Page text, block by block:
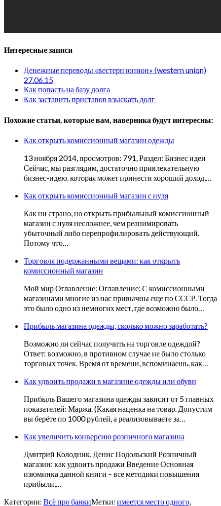
Интересные записи
Денежные переводы «вестерн юнион» (western union)
27.06.15
Как попасть на базу долга
Как заставить приставов взыскать долг
Похожие статьи, которые вам, наверника будут интересны:
Как открыть комиссионный магазин одежды
13 ноября 2014, просмотров: 791, Раздел: Бизнес идеи
Сейчас, мы разглядим, достаточно привлекательную
бизнес-идею. которая может принести хороший доход,…
Как открыть комиссионный магазин с нуля
Как ни страно, но открыть прибыльный комиссионный
магазин с нуля несложнее, чем реанимировать
убыточный либо перепрофилировать действующий.
Потому что…
Торговля подержанными вещами: как открыть
комиссионный магазин
Мой мир Оглавление: Оглавление: С комиссионными
магазинами многие из нас привычны еще по СССР. Тогда
это было одно из немногих мест, где возможно было…
Прибыль магазина одежды, сколько можно заработать?
Возможно ли сейчас получить на торговле одеждой?
Ответ: возможно, в противном случае не было столько
торговых точек. Время от времени, вспоминаешь, как…
Как удвоить продажи в магазине одежды или обуви
Прибыль Вашего магазина одежды зависит от 5 главных
показателей: Маржа. (Какая наценка на товар. Допустим
вы берёте по 1000 рублей, а реализовываете за…
Как увеличить конверсию розничного магазина
Дмитрий Колодник, Денис Подольский Розничный
магазин: как удвоить продажи Введение Основная
изюминка данной книги – все методики повышения
прибыли,…
Категории: Всё про банкиМетки: имеется место одного